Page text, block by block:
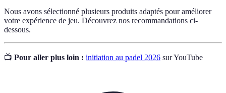
Nous avons sélectionné plusieurs produits adaptés pour améliorer
votre expérience de jeu. Découvrez nos recommandations ci-
dessous.
📺 Pour aller plus loin : initiation au padel 2026 sur YouTube